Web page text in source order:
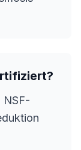
NSF-